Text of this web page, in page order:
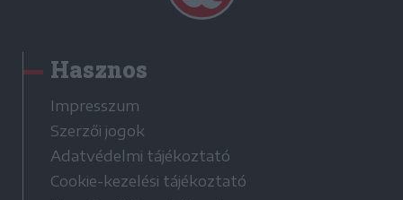
Hasznos
Impresszum
Szerzői jogok
Adatvédelmi tájékoztató
Cookie-kezelési tájékoztató